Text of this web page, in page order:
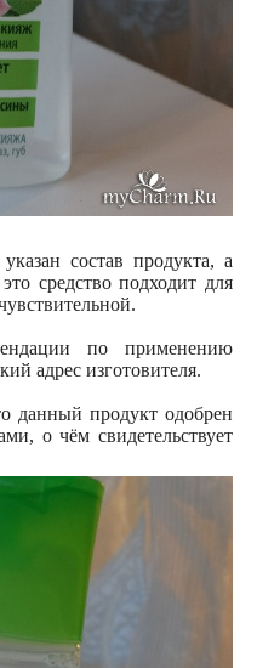
состав продукта, а
средство подходит для
по применению
адрес изготовителя.
данный продукт одобрен
о чём свидетельствует